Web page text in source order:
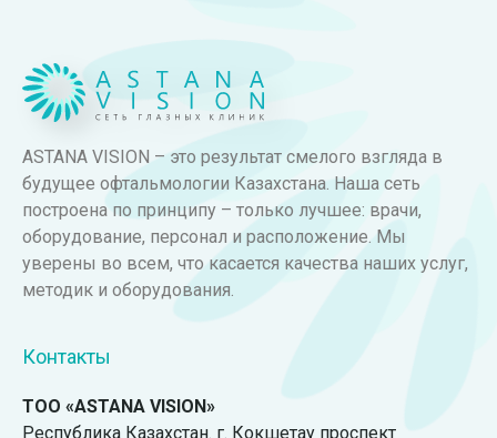
ASTANA VISION – это результат смелого взгляда в
будущее офтальмологии Казахстана. Наша сеть
построена по принципу – только лучшее: врачи,
оборудование, персонал и расположение. Мы
уверены во всем, что касается качества наших услуг,
методик и оборудования.
Контакты
ТОО «ASTANA VISION»
Республика Казахстан. г. Кокшетау проспект